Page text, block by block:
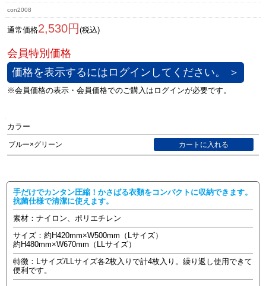
con2008
通常価格2,530円 (税込)
価格を表示するにはログインしてください。 ＞
カラー
ブルー×グリーン
手だけでカンタン圧縮！かさばる衣類をコンパクトに収納できます。
抗菌仕様で清潔に使えます。
素材：ナイロン、ポリエチレン
サイズ：約H420mm×W500mm（Lサイズ）
約H480mm×W670mm（LLサイズ）
特徴：Lサイズ/LLサイズ各2枚入りで計4枚入り。繰り返し使用できて
便利です。